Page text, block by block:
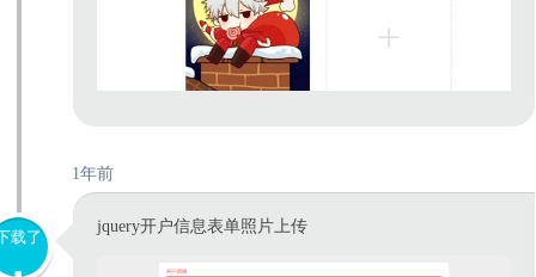
1年前
载了
jquery开户信息表单照片上传